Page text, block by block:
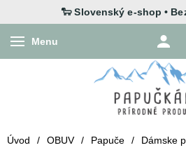
Menu
Úvod / OBUV / Papuče / Dámske